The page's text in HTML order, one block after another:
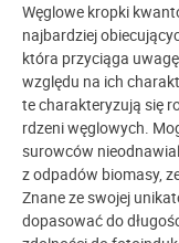
Węglowe kropki
najbardziej
która przyciąga
względu na ich
te charakteryzują się
rdzeni węglowych.
surowców
z odpadów biomasy,
Znane ze swojej
dopasować do